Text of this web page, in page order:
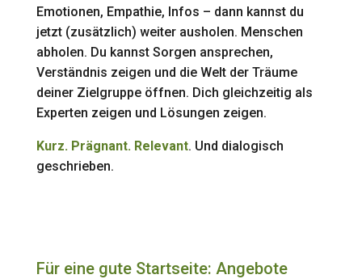
Emotionen, Empathie, Infos – dann kannst du
jetzt (zusätzlich) weiter ausholen. Menschen
abholen. Du kannst Sorgen ansprechen,
Verständnis zeigen und die Welt der Träume
deiner Zielgruppe öffnen. Dich gleichzeitig als
Experten zeigen und Lösungen zeigen.
Kurz. Prägnant. Relevant. Und dialogisch
geschrieben.
Für eine gute Startseite: Angebote